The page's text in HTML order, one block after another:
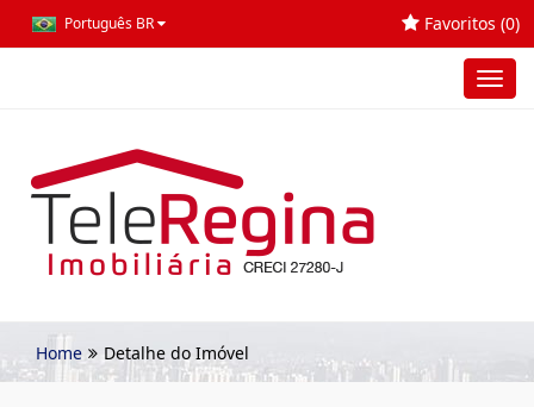
Português BR Favoritos (0)
Home Detalhe do Imóvel